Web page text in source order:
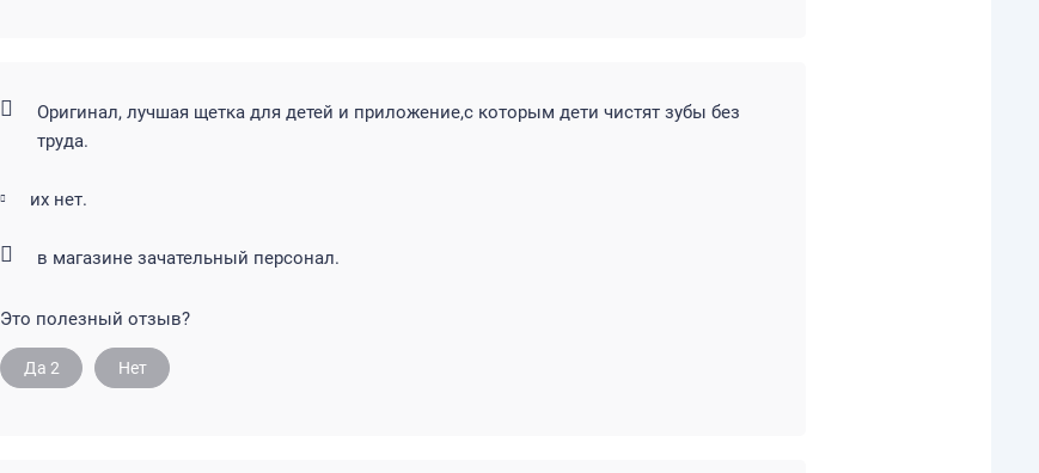
Оригинал, лучшая щетка для детей и приложение,с которым дети чистят зубы без
труда.
их нет.
в магазине зачательный персонал.
Это полезный отзыв?
Да 2 Нет